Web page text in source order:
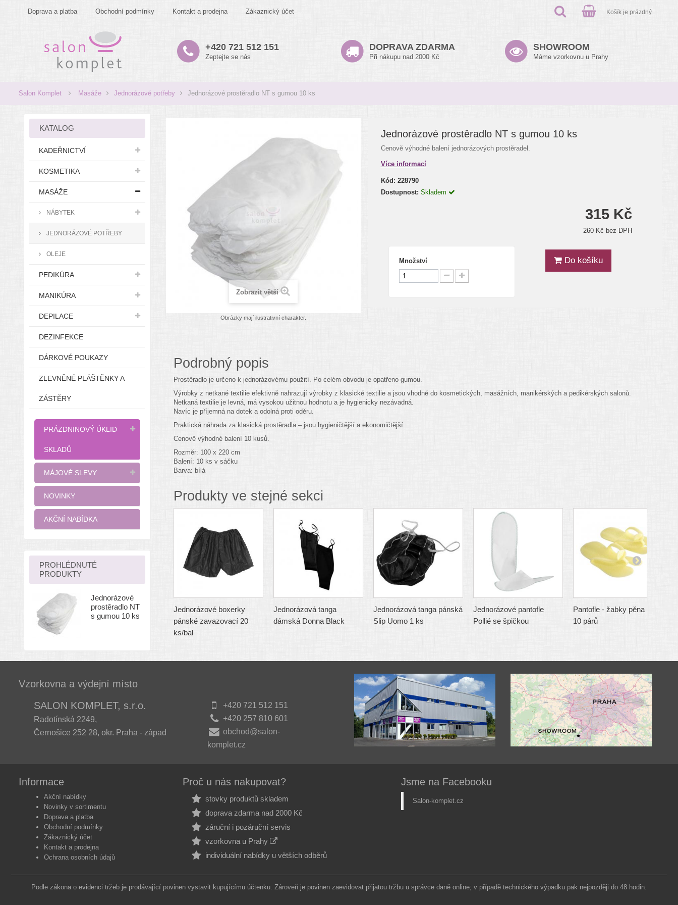
Doprava a platba Obchodní podmínky Kontakt a prodejna Zákaznický účet Košík je prázdný
+420 721 512 151
Zeptejte se nás
DOPRAVA ZDARMA
Při nákupu nad 2000 Kč
SHOWROOM
Máme vzorkovnu u Prahy
Salon Komplet Masáže Jednorázové potřeby Jednorázové prostěradlo NT s gumou 10 ks
KATALOG
KADEŘNICTVÍ
KOSMETIKA
MASÁŽE
NÁBYTEK
JEDNORÁZOVÉ POTŘEBY
OLEJE
PEDIKÚRA
MANIKÚRA
DEPILACE
DEZINFEKCE
DÁRKOVÉ POUKAZY
ZLEVNĚNÉ PLÁŠTĚNKY A
ZÁSTĚRY
PRÁZDNINOVÝ ÚKLID
SKLADŮ
MÁJOVÉ SLEVY
NOVINKY
AKČNÍ NABÍDKA
PROHLÉDNUTÉ
PRODUKTY
Jednorázové
prostěradlo NT
s gumou 10 ks
Zobrazit větší
Obrázky mají ilustrativní charakter.
Jednorázové prostěradlo NT s gumou 10 ks
Cenově výhodné balení jednorázových prostěradel.
Více informací
Kód: 228790
Dostupnost: Skladem
315 Kč
260 Kč bez DPH
Množství Do košíku
Podrobný popis
Prostěradlo je určeno k jednorázovému použití. Po celém obvodu je opatřeno gumou.
Výrobky z netkané textilie efektivně nahrazují výrobky z klasické textilie a jsou vhodné do kosmetických, masážních, manikérských a pedikérských salonů.
Netkaná textilie je levná, má vysokou užitnou hodnotu a je hygienicky nezávadná.
Navíc je příjemná na dotek a odolná proti oděru.
Praktická náhrada za klasická prostěradla – jsou hygieničtější a ekonomičtější.
Cenově výhodné balení 10 kusů.
Rozměr: 100 x 220 cm
Balení: 10 ks v sáčku
Barva: bílá
Produkty ve stejné sekci
Jednorázové boxerky
pánské zavazovací 20
ks/bal
Jednorázová tanga
dámská Donna Black
Jednorázová tanga pánská
Slip Uomo 1 ks
Jednorázové pantofle
Pollié se špičkou
Pantofle - žabky pěna žlutá
10 párů
Vzorkovna a výdejní místo
SALON KOMPLET, s.r.o.
Radotínská 2249,
Černošice 252 28, okr. Praha - západ
+420 721 512 151
+420 257 810 601
obchod@salon-
komplet.cz
Informace
Akční nabídky
Novinky v sortimentu
Doprava a platba
Obchodní podmínky
Zákaznický účet
Kontakt a prodejna
Ochrana osobních údajů
Proč u nás nakupovat?
stovky produktů skladem
doprava zdarma nad 2000 Kč
záruční i pozáruční servis
vzorkovna u Prahy
individuální nabídky u větších odběrů
Jsme na Facebooku
Salon-komplet.cz
Podle zákona o evidenci tržeb je prodávající povinen vystavit kupujícímu účtenku. Zároveň je povinen zaevidovat přijatou tržbu u správce daně online; v případě technického výpadku pak nejpozději do 48 hodin.